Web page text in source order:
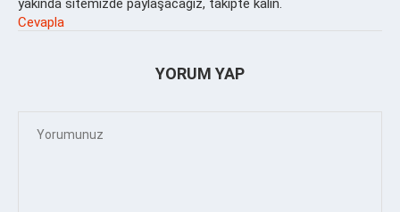
yakında sitemizde paylaşacağız, takipte kalın.
Cevapla
YORUM YAP